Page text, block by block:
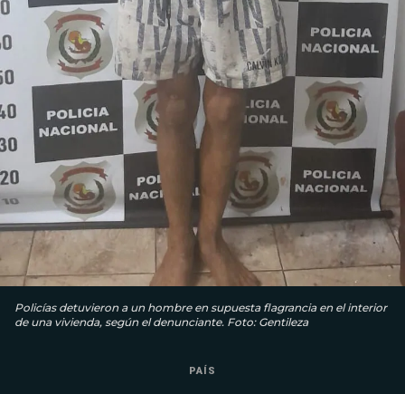
Policías detuvieron a un hombre en supuesta flagrancia en el interior
de una vivienda, según el denunciante. Foto: Gentileza
PAÍS